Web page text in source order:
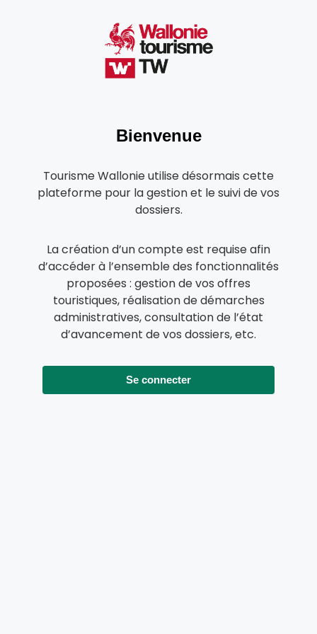
Bienvenue
Tourisme Wallonie utilise désormais cette
plateforme pour la gestion et le suivi de vos
dossiers.
La création d’un compte est requise afin
d’accéder à l’ensemble des fonctionnalités
proposées : gestion de vos offres
touristiques, réalisation de démarches
administratives, consultation de l’état
d’avancement de vos dossiers, etc.
Se connecter